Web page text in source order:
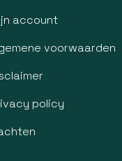
account
voorwaarden
policy